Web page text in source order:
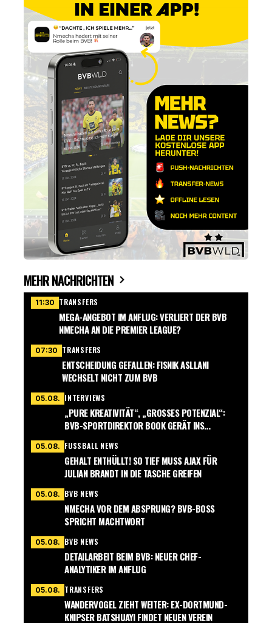
MEHR NACHRICHTEN
11:30 TRANSFERS
MEGA-ANGEBOT IM ANFLUG: VERLIERT DER BVB
NMECHA AN DIE PREMIER LEAGUE?
07:30 TRANSFERS
ENTSCHEIDUNG GEFALLEN: FISNIK ASLLANI
WECHSELT NICHT ZUM BVB
05.08. INTERVIEWS
„PURE KREATIVITÄT“, „GROSSES POTENZIAL“: B
VB-SPORTDIREKTOR BOOK GERÄT INS S
05.08. FUSSBALL NEWS
GEHALT ENTHÜLLT! SO TIEF MUSS AJAX FÜR
JULIAN BRANDT IN DIE TASCHE GREIFEN
05.08. BVB NEWS
NMECHA VOR DEM ABSPRUNG? BVB-BOSS
SPRICHT MACHTWORT
05.08. BVB NEWS
DETAILARBEIT BEIM BVB: NEUER CHEF-
ANALYTIKER IM ANFLUG
05.08. TRANSFERS
WANDERVOGEL ZIEHT WEITER: EX-DORTMUND-
KNIPSER BATSHUAYI FINDET NEUEN VEREIN